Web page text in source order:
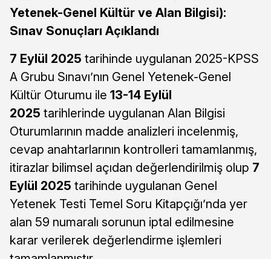
Yetenek-Genel Kültür ve Alan Bilgisi):
Sınav Sonuçları Açıklandı
7 Eylül 2025 tarihinde uygulanan 2025-KPSS
A Grubu Sınavı’nın Genel Yetenek-Genel
Kültür Oturumu ile 13-14 Eylül
2025 tarihlerinde uygulanan Alan Bilgisi
Oturumlarının madde analizleri incelenmiş,
cevap anahtarlarının kontrolleri tamamlanmış,
itirazlar bilimsel açıdan değerlendirilmiş olup 7
Eylül 2025 tarihinde uygulanan Genel
Yetenek Testi Temel Soru Kitapçığı’nda yer
alan 59 numaralı sorunun iptal edilmesine
karar verilerek değerlendirme işlemleri